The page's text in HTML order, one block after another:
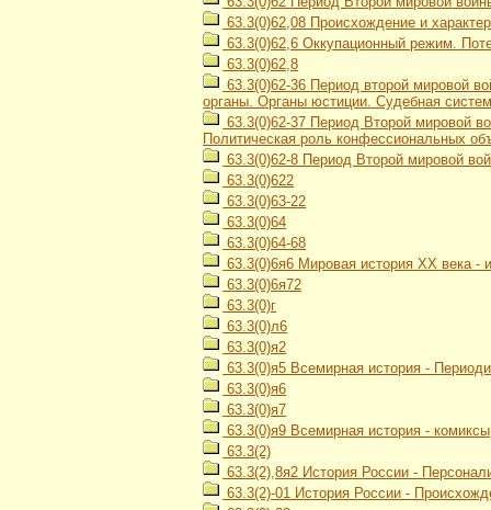
63.3(0)62,08 Происхождение и
63.3(0)62,6 Оккупационный режим.
63.3(0)62,8
63.3(0)62-36 Период второй мировой
органы. Органы юстиции. Судебная
63.3(0)62-37 Период Второй мировой
Политическая роль конфессиональных
63.3(0)62-8 Период Второй мировой
63.3(0)622
63.3(0)63-22
63.3(0)64
63.3(0)64-68
63.3(0)6я6 Мировая история ХХ века -
63.3(0)6я72
63.3(0)г
63.3(0)л6
63.3(0)я2
63.3(0)я5 Всемирная история -
63.3(0)я6
63.3(0)я7
63.3(0)я9 Всемирная история - комиксы
63.3(2)
63.3(2),8я2 История России -
63.3(2)-01 История России -